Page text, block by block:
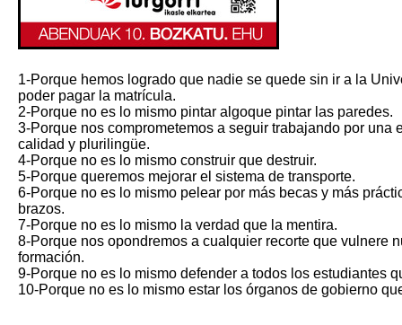
1-Porque hemos logrado que nadie se quede sin ir a la
poder pagar la matrícula.
2-Porque no es lo mismo pintar algoque pintar las paredes.
3-Porque nos comprometemos a seguir trabajando por una
calidad y plurilingüe.
4-Porque no es lo mismo construir que destruir.
5-Porque queremos mejorar el sistema de transporte.
6-Porque no es lo mismo pelear por más becas y más
brazos.
7-Porque no es lo mismo la verdad que la mentira.
8-Porque nos opondremos a cualquier recorte que vulnere
formación.
9-Porque no es lo mismo defender a todos los estudiantes
10-Porque no es lo mismo estar los órganos de gobierno